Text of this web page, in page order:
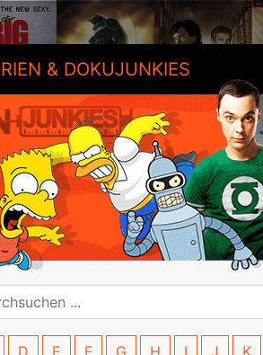
& DOKUJUNKIES
D E F G H I J K